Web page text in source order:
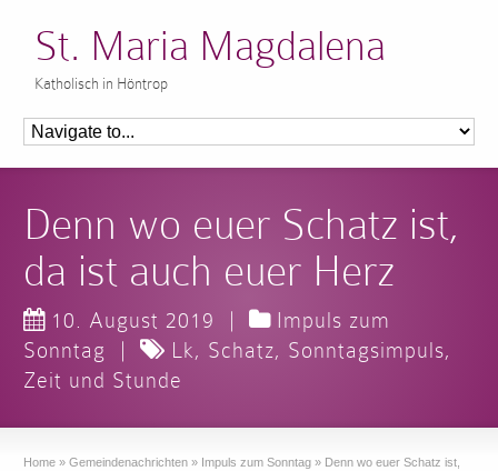
St. Maria Magdalena
Katholisch in Höntrop
Denn wo euer Schatz ist,
da ist auch euer Herz
10. August 2019 |
Impuls zum
Sonntag
| Lk, Schatz, Sonntagsimpuls,
Zeit und Stunde
Home » Gemeindenachrichten » Impuls zum Sonntag » Denn wo euer Schatz ist,